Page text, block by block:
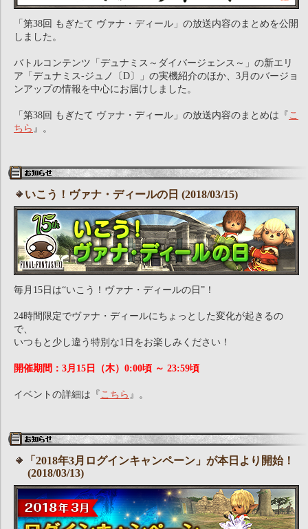
「第38回 もぎたて ヴァナ・ディール」の放送内容のまとめを公開
しました。
バトルコンテンツ「デュナミス～ダイバージェンス～」の新エリ
ア「デュナミス-ジュノ〔D〕」の実機紹介のほか、3月のバージョ
ンアップの情報を中心にお届けしました。
「第38回 もぎたて ヴァナ・ディール」の放送内容のまとめは『 こ
ちら 』。
いこう！ヴァナ・ディールの日 (2018/03/15)
毎月15日は“いこう！ヴァナ・ディールの日”！
24時間限定でヴァナ・ディールにちょっとした変化が起きるの
で、
いつもと少し違う特別な1日をお楽しみください！
開催期間：3月15日（木）0:00頃 ～ 23:59頃
イベントの詳細は『 こちら 』。
「2018年3月ログインキャンペーン」が本日より開始！
(2018/03/13)